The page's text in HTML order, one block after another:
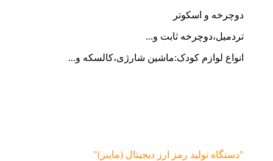
دوچرخه و اسکوتر
تردمیل،دوچرخه ثابت و...
انواع لوازم کودک:ماشین شارژی،کالسکه و...
"دستگاه تولید رمز ارز دیجیتال (ماینر)"